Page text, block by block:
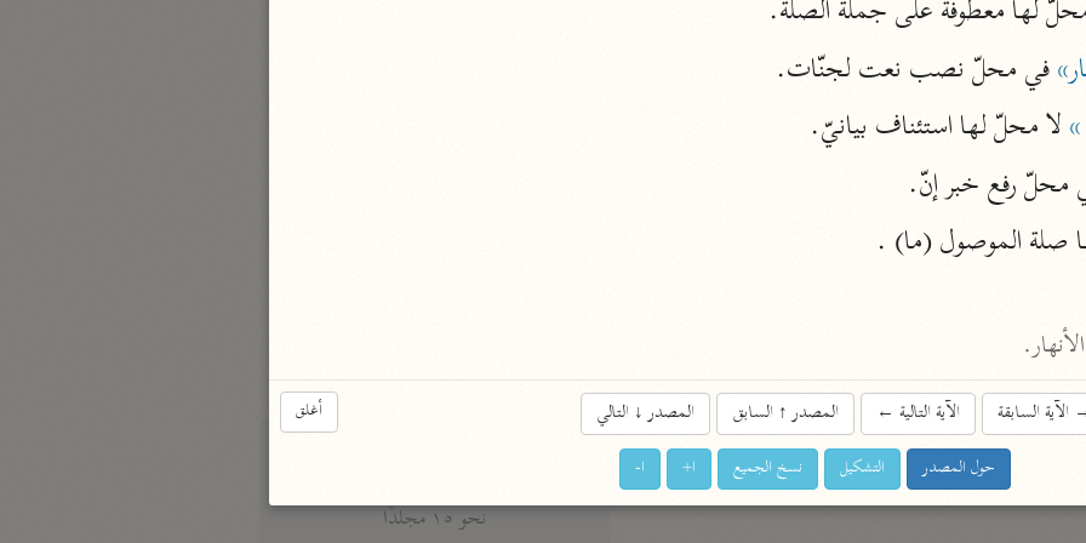
نحو ١١ مجلدًا
التسهيل لعلوم التنزيل
ابن جُزَيّ (٧٤١ هـ)
نحو ٣ مجلدات
موسوعات
نحو ٢٨ مجلدًا
مفاتيح الغيب
فخر الدين الرازي (٦٠٦ هـ)
نحو ٢٤ مجلدًا
نحو ١٥ مجلدًا
لها معطوفة على جملة الصلة.
في محلّ نصب نعت لجنّات.
لا محلّ لها استئناف بيانيّ.
محلّ رفع خبر إنّ.
صلة الموصول (ما) .
أغلق الآية السابقة الآية التالية ← المصدر↑السابق المصدر↓التالي
حول المصدر التشكيل نسخ الجميع ا+ ا-